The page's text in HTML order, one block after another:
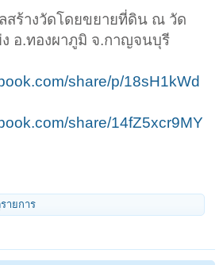
ร้างวัดโดยขยายที่ดิน ณ วัด
ง อ.ทองผาภูมิ จ.กาญจนบุรี
share/p/18sH1kWd
share/14fZ5xcr9MY
ายการ